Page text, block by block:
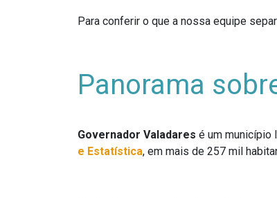
Para conferir o que a nossa equipe
Panorama
Governador Valadares é um município
e Estatística, em mais de 257 mil